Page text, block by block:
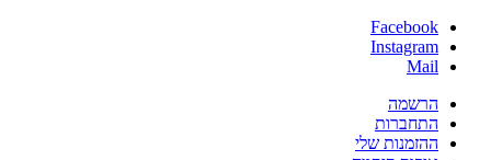
Facebook
Instagram
Mail
הרשמה
התחברות
ההזמנות שלי